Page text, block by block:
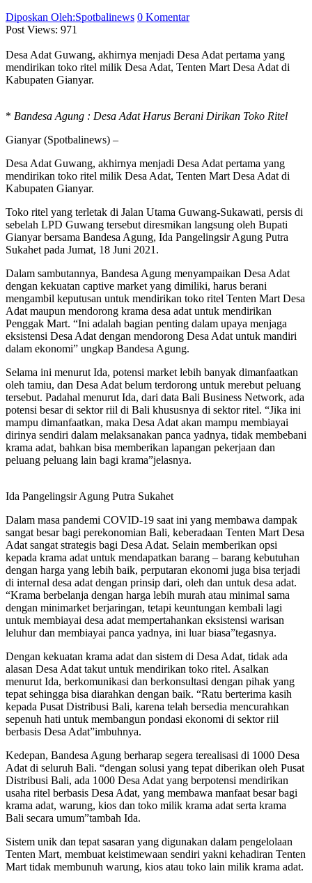
Diposkan Oleh:Spotbalinews 0 Komentar
Post Views: 971
Desa Adat Guwang, akhirnya menjadi Desa Adat pertama yang
mendirikan toko ritel milik Desa Adat, Tenten Mart Desa Adat di
Kabupaten Gianyar.
* Bandesa Agung : Desa Adat Harus Berani Dirikan Toko Ritel
Gianyar (Spotbalinews) –
Desa Adat Guwang, akhirnya menjadi Desa Adat pertama yang
mendirikan toko ritel milik Desa Adat, Tenten Mart Desa Adat di
Kabupaten Gianyar.
Toko ritel yang terletak di Jalan Utama Guwang-Sukawati, persis di
sebelah LPD Guwang tersebut diresmikan langsung oleh Bupati
Gianyar bersama Bandesa Agung, Ida Pangelingsir Agung Putra
Sukahet pada Jumat, 18 Juni 2021.
Dalam sambutannya, Bandesa Agung menyampaikan Desa Adat
dengan kekuatan captive market yang dimiliki, harus berani
mengambil keputusan untuk mendirikan toko ritel Tenten Mart Desa
Adat maupun mendorong krama desa adat untuk mendirikan
Penggak Mart. “Ini adalah bagian penting dalam upaya menjaga
eksistensi Desa Adat dengan mendorong Desa Adat untuk mandiri
dalam ekonomi” ungkap Bandesa Agung.
Selama ini menurut Ida, potensi market lebih banyak dimanfaatkan
oleh tamiu, dan Desa Adat belum terdorong untuk merebut peluang
tersebut. Padahal menurut Ida, dari data Bali Business Network, ada
potensi besar di sektor riil di Bali khususnya di sektor ritel. “Jika ini
mampu dimanfaatkan, maka Desa Adat akan mampu membiayai
dirinya sendiri dalam melaksanakan panca yadnya, tidak membebani
krama adat, bahkan bisa memberikan lapangan pekerjaan dan
peluang peluang lain bagi krama”jelasnya.
Ida Pangelingsir Agung Putra Sukahet
Dalam masa pandemi COVID-19 saat ini yang membawa dampak
sangat besar bagi perekonomian Bali, keberadaan Tenten Mart Desa
Adat sangat strategis bagi Desa Adat. Selain memberikan opsi
kepada krama adat untuk mendapatkan barang – barang kebutuhan
dengan harga yang lebih baik, perputaran ekonomi juga bisa terjadi
di internal desa adat dengan prinsip dari, oleh dan untuk desa adat.
“Krama berbelanja dengan harga lebih murah atau minimal sama
dengan minimarket berjaringan, tetapi keuntungan kembali lagi
untuk membiayai desa adat mempertahankan eksistensi warisan
leluhur dan membiayai panca yadnya, ini luar biasa”tegasnya.
Dengan kekuatan krama adat dan sistem di Desa Adat, tidak ada
alasan Desa Adat takut untuk mendirikan toko ritel. Asalkan
menurut Ida, berkomunikasi dan berkonsultasi dengan pihak yang
tepat sehingga bisa diarahkan dengan baik. “Ratu berterima kasih
kepada Pusat Distribusi Bali, karena telah bersedia mencurahkan
sepenuh hati untuk membangun pondasi ekonomi di sektor riil
berbasis Desa Adat”imbuhnya.
Kedepan, Bandesa Agung berharap segera terealisasi di 1000 Desa
Adat di seluruh Bali. “dengan solusi yang tepat diberikan oleh Pusat
Distribusi Bali, ada 1000 Desa Adat yang berpotensi mendirikan
usaha ritel berbasis Desa Adat, yang membawa manfaat besar bagi
krama adat, warung, kios dan toko milik krama adat serta krama
Bali secara umum”tambah Ida.
Sistem unik dan tepat sasaran yang digunakan dalam pengelolaan
Tenten Mart, membuat keistimewaan sendiri yakni kehadiran Tenten
Mart tidak membunuh warung, kios atau toko lain milik krama adat.